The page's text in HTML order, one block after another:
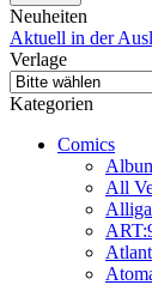
Neuheiten
Aktuell in der
Verlage
Kategorien
Comics
All